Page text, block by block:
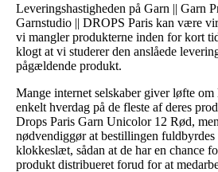
Leveringshastigheden på Garn || Garn
Garnstudio || DROPS Paris kan være
vi mangler produkterne inden for kort
klogt at vi studerer den anslåede
pågældende produkt.
Mange internet selskaber giver løfte
enkelt hverdag på de fleste af deres
Drops Paris Garn Unicolor 12 Rød,
nødvendiggør at bestillingen fuldbyrdes
klokkeslæt, sådan at de har en chance
produkt distribueret forud for at